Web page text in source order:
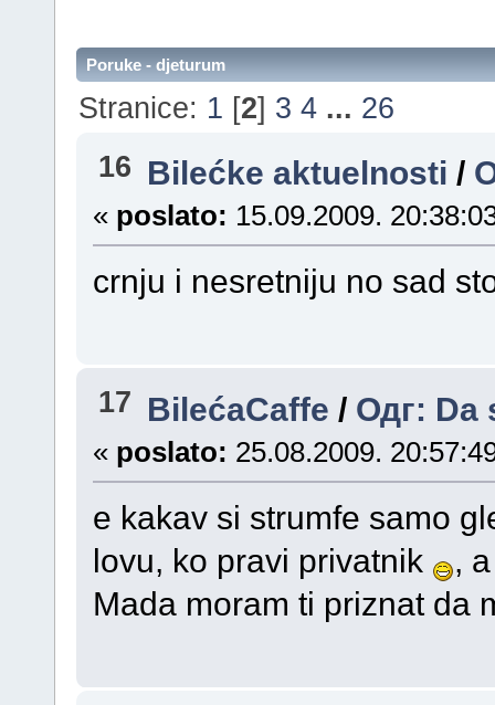
Poruke - djeturum
Stranice: 1 [2] 3 4 ... 26
16 Bilećke aktuelnosti /
« poslato: 15.09.2009.
crnju i nesretniju no sad
17 BilećaCaffe / Одг: Da
« poslato: 25.08.2009.
e kakav si strumfe samo
lovu, ko pravi privatnik
,
Mada moram ti priznat da